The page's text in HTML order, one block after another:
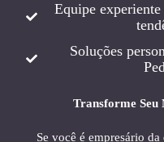
Equipe
Soluções
Transforme Seu
Se você é empresário